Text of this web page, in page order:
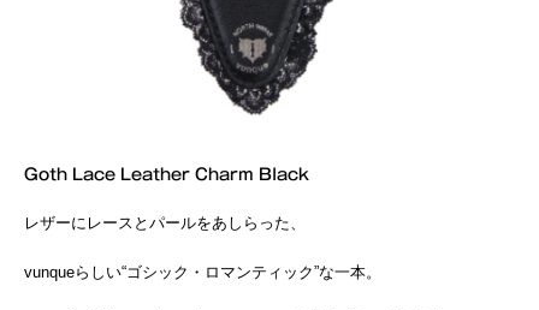
Goth Lace Leather Charm Black
レザーにレースとパールをあしらった、
vunqueらしい“ゴシック・ロマンティック”な一本。